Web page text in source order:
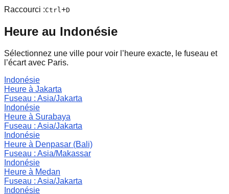
Raccourci :Ctrl+D
Heure au Indonésie
Sélectionnez une ville pour voir l’heure exacte, le fuseau et
l’écart avec Paris.
Indonésie
Heure à Jakarta
Fuseau : Asia/Jakarta
Indonésie
Heure à Surabaya
Fuseau : Asia/Jakarta
Indonésie
Heure à Denpasar (Bali)
Fuseau : Asia/Makassar
Indonésie
Heure à Medan
Fuseau : Asia/Jakarta
Indonésie